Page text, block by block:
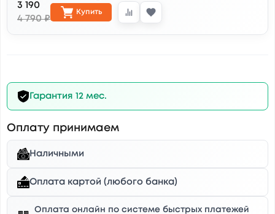
3 190
4 790 ₽
Купить
Гарантия 12 мес.
Оплату принимаем
Наличными
Оплата картой (любого банка)
Оплата онлайн по системе быстрых платежей